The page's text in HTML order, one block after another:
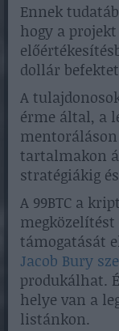
Ennek
hogy a projekt
dollár
A
érme által, a
tartalmakon
stratégiákig
A 99BTC a
támogatását
Jacob Bury
produkálhat.
helye van a
listánkon.